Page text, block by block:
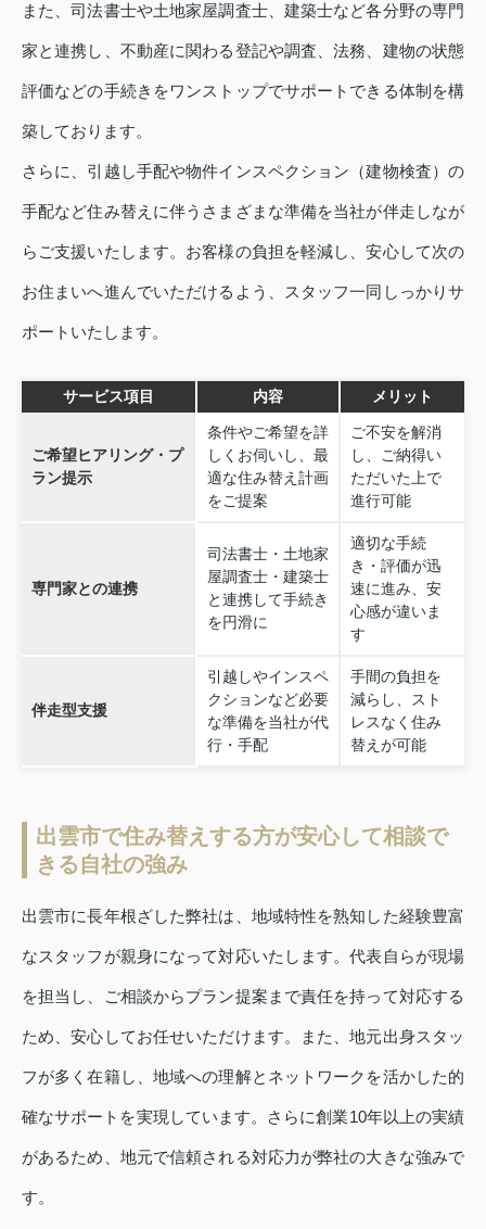
また、司法書士や土地家屋調査士、建築士など各分野の専門
家と連携し、不動産に関わる登記や調査、法務、建物の状態
評価などの手続きをワンストップでサポートできる体制を構
築しております。
さらに、引越し手配や物件インスペクション（建物検査）の
手配など住み替えに伴うさまざまな準備を当社が伴走しなが
らご支援いたします。お客様の負担を軽減し、安心して次の
お住まいへ進んでいただけるよう、スタッフ一同しっかりサ
ポートいたします。
サービス項目 内容 メリット
ご希望ヒアリング・プ
ラン提示
条件やご希望を詳
しくお伺いし、最
適な住み替え計画
をご提案
ご不安を解消
し、ご納得い
ただいた上で
進行可能
専門家との連携
司法書士・土地家
屋調査士・建築士
と連携して手続き
を円滑に
適切な手続
き・評価が迅
速に進み、安
心感が違いま
す
伴走型支援
引越しやインスペ
クションなど必要
な準備を当社が代
行・手配
手間の負担を
減らし、スト
レスなく住み
替えが可能
出雲市で住み替えする方が安心して相談で
きる自社の強み
出雲市に長年根ざした弊社は、地域特性を熟知した経験豊富
なスタッフが親身になって対応いたします。代表自らが現場
を担当し、ご相談からプラン提案まで責任を持って対応する
ため、安心してお任せいただけます。また、地元出身スタッ
フが多く在籍し、地域への理解とネットワークを活かした的
確なサポートを実現しています。さらに創業10年以上の実績
があるため、地元で信頼される対応力が弊社の大きな強みで
す。